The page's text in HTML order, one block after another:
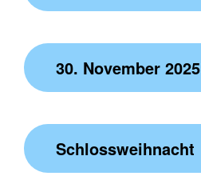
30. November 2025
Schlossweihnacht